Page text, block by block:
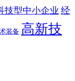
技型中小企业 经
装备 高新技